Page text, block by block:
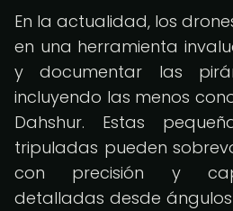
En la actualidad, los
en una herramienta
y documentar las
incluyendo las menos
Dahshur. Estas
tripuladas pueden
con precisión y
detalladas desde